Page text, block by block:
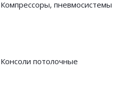
Компрессоры,
Консоли потолочные